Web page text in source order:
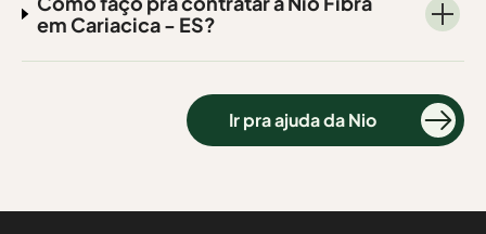
em Cariacica - ES?
Ir pra ajuda da Nio